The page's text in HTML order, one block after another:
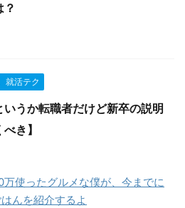
？
就活テク
いうか転職者だけど新卒の説明
き】
使ったグルメな僕が、今までに
んを紹介するよ